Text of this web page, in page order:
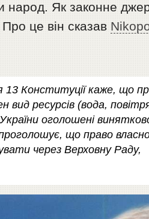
народ. Як законне
Про це він сказав
Конституції каже, що
вид ресурсів (вода,
оголошені
що право
через Верховну Раду,